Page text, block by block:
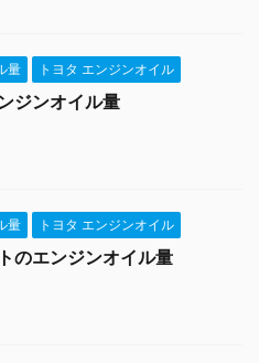
量 トヨタ エンジンオイル
ジンオイル量
量 トヨタ エンジンオイル
のエンジンオイル量